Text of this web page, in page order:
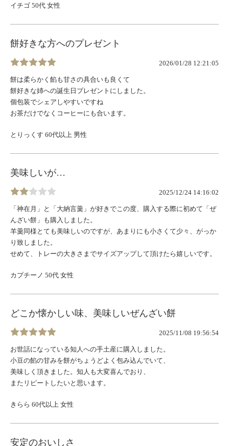
イチゴ 50代 女性
餅好きな方へのプレゼント
2026/01/28 12:21:05
餅は柔らかく餡も甘さの具合いも良くて
餅好きな姉への誕生日プレゼントにしました。
個包装でシェアしやすいですね
お茶だけでなくコーヒーにも合います。
とりっくす 60代以上 男性
美味しいが…
2025/12/24 14:16:02
「神在月」と「大納言羹」が好きでこの度、購入する際に初めて「ぜ
んざい餅」も購入しました。
羊羹同様とても美味しいのですが、あまりにも小さくて少々、がっか
り致しました。
せめて、トレーの大きさまでサイズアップして頂けたら嬉しいです。
カプチーノ 50代 女性
どこか懐かしい味、美味しいぜんざい餅
2025/11/08 19:56:54
お世話になっている知人への手土産に購入しました。
小豆の餡の甘みを餅がちょうどよく包み込んでいて、
美味しく頂きました。知人も大変喜んでおり、
またリピートしたいと思います。
きらら 60代以上 女性
安定のおいしさ